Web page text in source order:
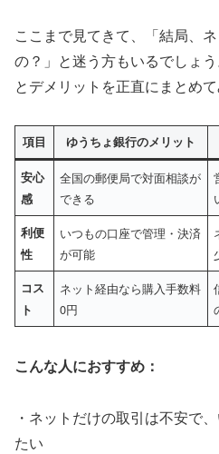
ここまで見てきて、「結局、
の？」と迷う方もいるでしょ
とデメリットを正直にまとめて
項目 ゆうちょ銀行のメリット
安心
感
全国の郵便局で対面相談が
できる
利便
性
いつもの口座で管理・決済
が可能
コス
ト
ネット経由なら購入手数料
0円
こんな人におすすめ：
・ネットだけの取引は不安で
たい